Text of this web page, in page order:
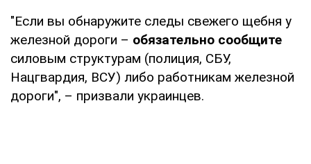
"Если вы обнаружите следы свежего щебня у
железной дороги – обязательно сообщите
силовым структурам (полиция, СБУ,
Нацгвардия, ВСУ) либо работникам железной
дороги", – призвали украинцев.